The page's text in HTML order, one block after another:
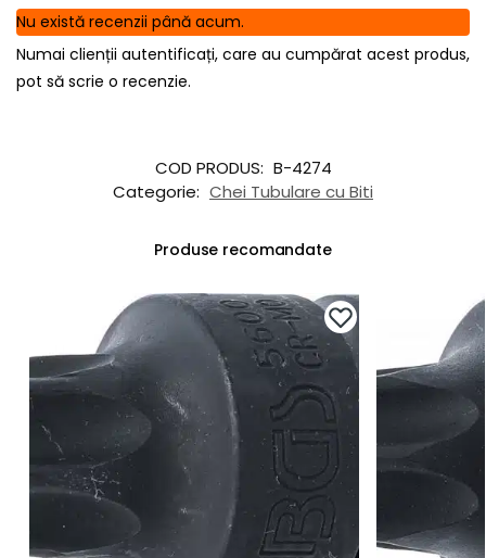
Nu există recenzii până acum.
Numai clienții autentificați, care au cumpărat acest produs,
pot să scrie o recenzie.
COD PRODUS: B-4274
Categorie: Chei Tubulare cu Biti
Produse recomandate